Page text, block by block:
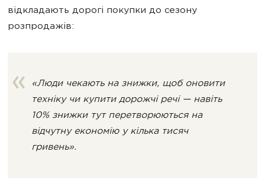
відкладають дорогі покупки до сезону
розпродажів:
«Люди чекають на знижки, щоб оновити
техніку чи купити дорожчі речі — навіть
10% знижки тут перетворюються на
відчутну економію у кілька тисяч
гривень».